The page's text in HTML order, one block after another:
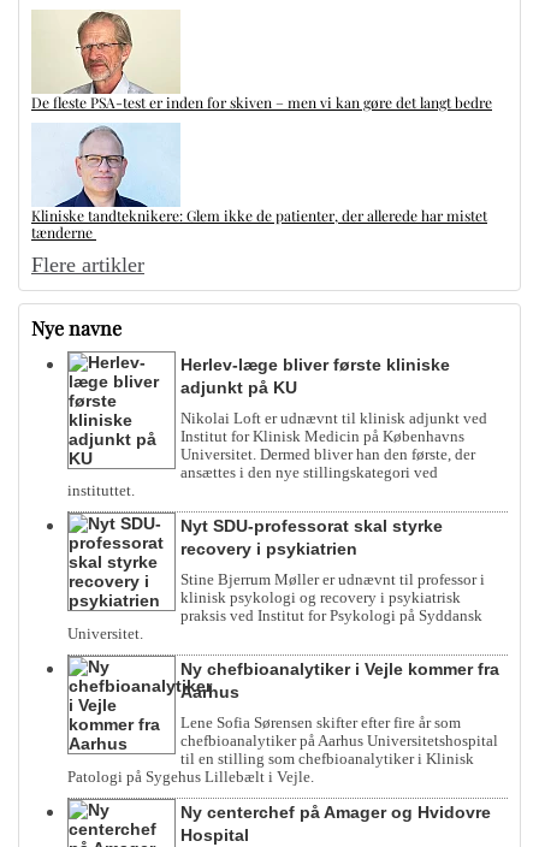
De fleste PSA-test er inden for skiven – men vi kan gøre det langt bedre
Kliniske tandteknikere: Glem ikke de patienter, der allerede har mistet
tænderne
Flere artikler
Nye navne
Herlev-læge bliver første kliniske
adjunkt på KU
Nikolai Loft er udnævnt til klinisk adjunkt ved
Institut for Klinisk Medicin på Københavns
Universitet. Dermed bliver han den første, der
ansættes i den nye stillingskategori ved
instituttet.
Nyt SDU-professorat skal styrke
recovery i psykiatrien
Stine Bjerrum Møller er udnævnt til professor i
klinisk psykologi og recovery i psykiatrisk
praksis ved Institut for Psykologi på Syddansk
Universitet.
Ny chefbioanalytiker i Vejle kommer fra
Aarhus
Lene Sofia Sørensen skifter efter fire år som
chefbioanalytiker på Aarhus Universitetshospital
til en stilling som chefbioanalytiker i Klinisk
Patologi på Sygehus Lillebælt i Vejle.
Ny centerchef på Amager og Hvidovre
Hospital